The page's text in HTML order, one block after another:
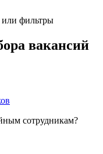
или фильтры
вакансий
сотрудникам?